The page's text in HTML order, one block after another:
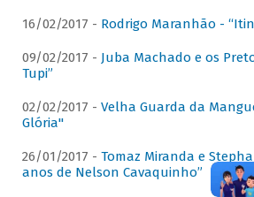
16/02/2017 - Rodrigo Maranhão -
09/02/2017 - Juba Machado e os
Tupi”
02/02/2017 - Velha Guarda da
Glória"
26/01/2017 - Tomaz Miranda e
anos de Nelson Cavaquinho”